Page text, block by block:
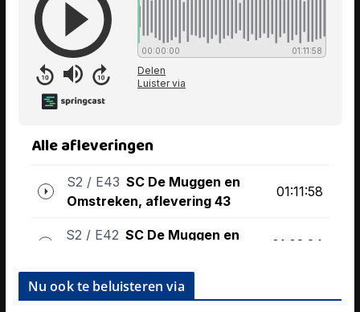
Nu ook te beluisteren via